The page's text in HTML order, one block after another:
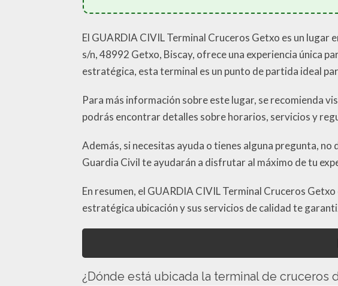
El GUARDIA CIVIL Terminal Cruceros Getxo es un lugar
s/n, 48992 Getxo, Biscay, ofrece una experiencia única
estratégica, esta terminal es un punto de partida ideal
Para más información sobre este lugar, se recomienda
podrás encontrar detalles sobre horarios, servicios y
Además, si necesitas ayuda o tienes alguna pregunta,
Guardia Civil te ayudarán a disfrutar al máximo de tu
En resumen, el GUARDIA CIVIL Terminal Cruceros
estratégica ubicación y sus servicios de calidad te
¿Dónde está ubicada la terminal de cruceros